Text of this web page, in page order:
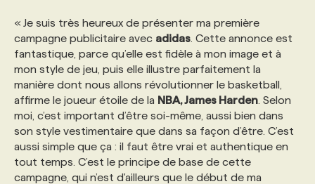
FAQ
ANNONCEZ AVEC NOUS
« Je suis très heureux de présenter ma première
campagne publicitaire avec adidas . Cette annonce est
fantastique, parce qu’elle est fidèle à mon image et à
mon style de jeu, puis elle illustre parfaitement la
manière dont nous allons révolutionner le basketball,
affirme le joueur étoile de la NBA, James Harden . Selon
moi, c’est important d’être soi-même, aussi bien dans
son style vestimentaire que dans sa façon d’être. C’est
aussi simple que ça : il faut être vrai et authentique en
tout temps. C’est le principe de base de cette
campagne, qui n’est d'ailleurs que le début de ma